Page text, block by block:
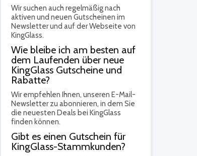
Wir suchen auch regelmäßig nach
aktiven und neuen Gutscheinen im
Newsletter und auf der Webseite von
KingGlass.
Wie bleibe ich am besten auf
dem Laufenden über neue
KingGlass Gutscheine und
Rabatte?
Wir empfehlen Ihnen, unseren E-Mail-
Newsletter zu abonnieren, in dem Sie
die neuesten Deals bei KingGlass
finden können.
Gibt es einen Gutschein für
KingGlass-Stammkunden?